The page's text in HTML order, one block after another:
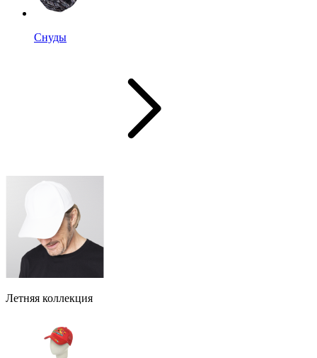
Снуды
Летняя коллекция